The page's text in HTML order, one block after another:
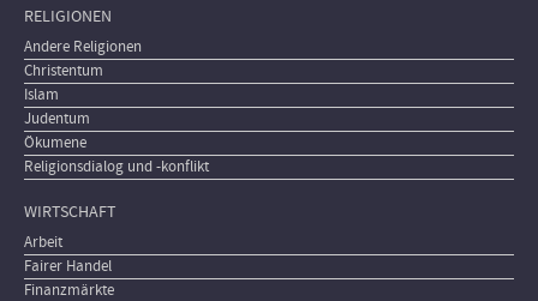
RELIGIONEN
Andere Religionen
Christentum
Islam
Judentum
Ökumene
Religionsdialog und -konflikt
WIRTSCHAFT
Arbeit
Fairer Handel
Finanzmärkte